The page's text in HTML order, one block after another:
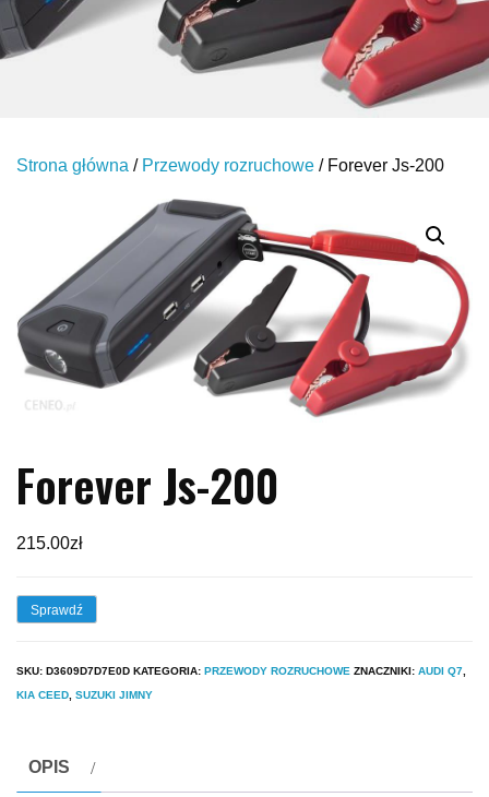
Strona główna / Przewody rozruchowe / Forever Js-200
Forever Js-200
215.00zł
Sprawdź
SKU: D3609D7D7E0D KATEGORIA: PRZEWODY ROZRUCHOWE ZNACZNIKI: AUDI Q7
KIA CEED SUZUKI JIMNY
OPIS